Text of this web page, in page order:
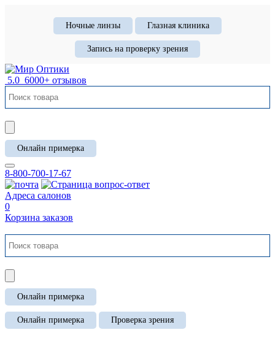
Ночные линзы Глазная клиника
Запись на проверку зрения
5.0 6000+ отзывов
Онлайн примерка
8-800-700-17-67
Адреса салонов
0
Корзина заказов
Онлайн примерка
Онлайн примерка Проверка зрения